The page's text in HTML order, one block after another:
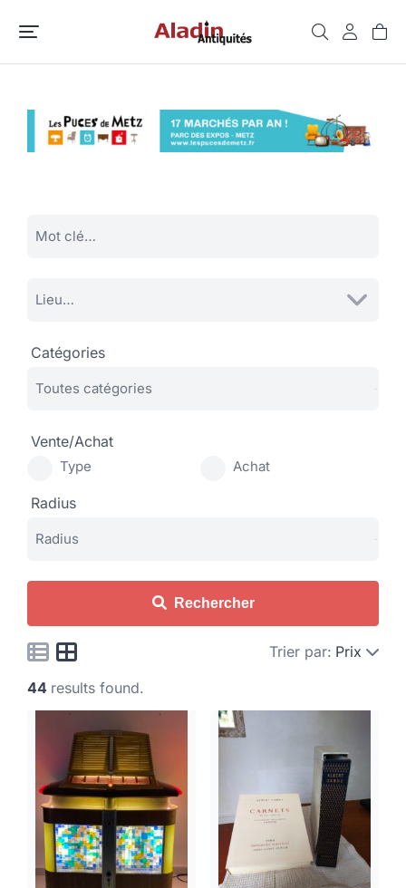
Catégories
Vente/Achat
Type Achat
Radius
Rechercher
Trier par: Prix
44 results found.